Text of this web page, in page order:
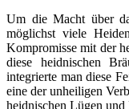
Um die Macht über
möglichst viele
Kompromisse mit der
diese heidnischen
integrierte man diese
eine der unheiligen
heidnischen Lügen